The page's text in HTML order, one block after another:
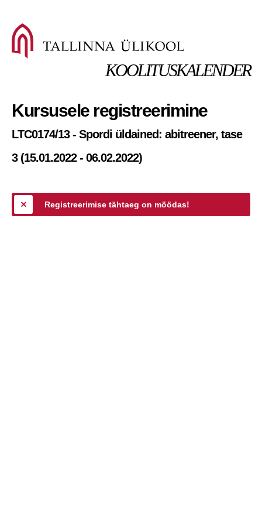
KOOLITUSKALENDER
Kursusele registreerimine
LTC0174/13 - Spordi üldained: abitreener, tase
3 (15.01.2022 - 06.02.2022)
Registreerimise tähtaeg on möödas!